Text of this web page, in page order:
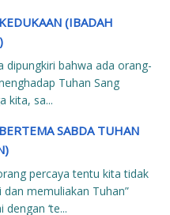
(IBADAH
dipungkiri bahwa ada orang-
Tuhan Sang
kita, sa...
SABDA TUHAN
percaya tentu kita tidak
memuliakan Tuhan”
‘te...